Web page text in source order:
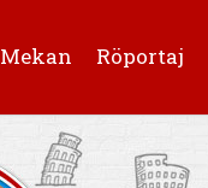
Mekan Röportaj